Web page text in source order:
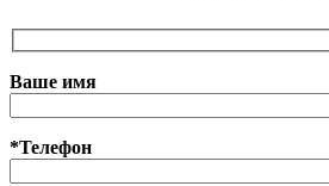
Ваше имя
*Телефон